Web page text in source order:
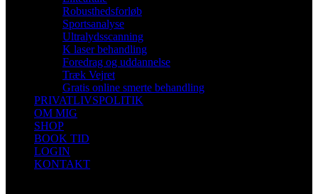
Robusthedsforløb
Sportsanalyse
Ultralydsscanning
K laser behandling
Foredrag og uddannelse
Træk Vejret
Gratis online smerte behandling
PRIVATLIVSPOLITIK
OM MIG
SHOP
BOOK TID
LOGIN
KONTAKT